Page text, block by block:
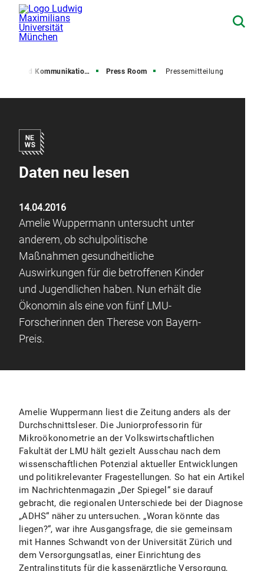
und Kommunikation (PuK) Press Room Pressemitteilung
Daten neu lesen
14.04.2016
Amelie Wuppermann untersucht unter
anderem, ob schulpolitische
Maßnahmen gesundheitliche
Auswirkungen für die betroffenen Kinder
und Jugendlichen haben. Nun erhält die
Ökonomin als eine von fünf LMU-
Forscherinnen den Therese von Bayern-
Preis.
Amelie Wuppermann liest die Zeitung anders als der
Durchschnittsleser. Die Juniorprofessorin für
Mikroökonometrie an der Volkswirtschaftlichen
Fakultät der LMU hält gezielt Ausschau nach dem
wissenschaftlichen Potenzial aktueller Entwicklungen
und politikrelevanter Fragestellungen. So hat ein Artikel
im Nachrichtenmagazin „Der Spiegel“ sie darauf
gebracht, die regionalen Unterschiede bei der Diagnose
„ADHS“ näher zu untersuchen. „Woran könnte das
liegen?“, war ihre Ausgangsfrage, die sie gemeinsam
mit Hannes Schwandt von der Universität Zürich und
dem Versorgungsatlas, einer Einrichtung des
Zentralinstituts für die kassenärztliche Versorgung,